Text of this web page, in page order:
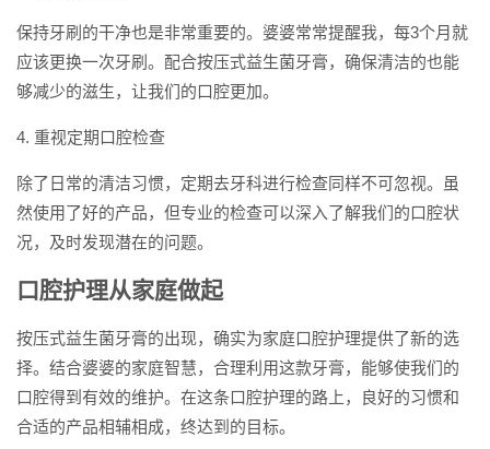
保持牙刷的干净也是非常重要的。婆婆常常提醒我，每3个月就
应该更换一次牙刷。配合按压式益生菌牙膏，确保清洁的也能
够减少的滋生，让我们的口腔更加。
4. 重视定期口腔检查
除了日常的清洁习惯，定期去牙科进行检查同样不可忽视。虽
然使用了好的产品，但专业的检查可以深入了解我们的口腔状
况，及时发现潜在的问题。
口腔护理从家庭做起
按压式益生菌牙膏的出现，确实为家庭口腔护理提供了新的选
择。结合婆婆的家庭智慧，合理利用这款牙膏，能够使我们的
口腔得到有效的维护。在这条口腔护理的路上，良好的习惯和
合适的产品相辅相成，终达到的目标。